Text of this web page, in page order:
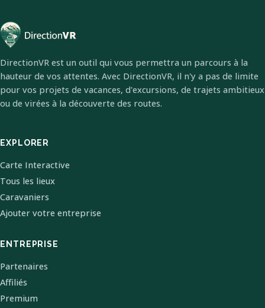
DirectionVR est un outil qui vous permettra un parcours à la
hauteur de vos attentes. Avec DirectionVR, il n'y a pas de limite
pour vos projets de vacances, d'excursions, de trajets ambitieux
ou de virées à la découverte des routes.
EXPLORER
Carte Interactive
Tous les lieux
Caravaniers
Ajouter votre entreprise
ENTREPRISE
Partenaires
Affiliés
Premium